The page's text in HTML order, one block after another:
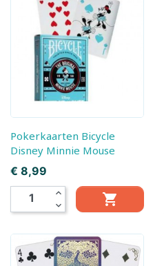
Pokerkaarten Bicycle
Disney Minnie Mouse
Prijs
€ 8,99
expand_less
expand_more
